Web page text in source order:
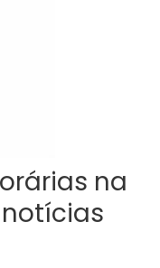
na